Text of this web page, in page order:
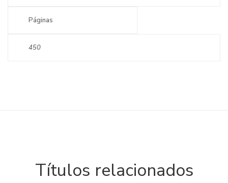
Páginas
450
Títulos relacionados